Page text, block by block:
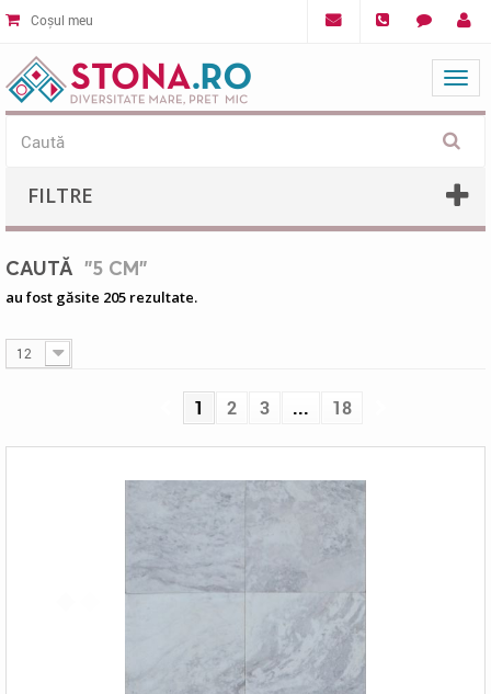
Coșul meu
FILTRE
CAUTĂ "5 CM"
au fost găsite 205 rezultate.
12
1 2 3 ... 18